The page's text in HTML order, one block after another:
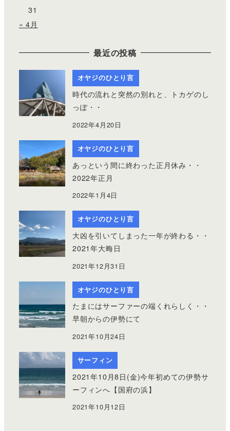
31
« 4月
最近の投稿
オヤジのひとり言
時代の流れと突然の別れと、トカゲのし
っぽ・・
2022年4月20日
オヤジのひとり言
あっという間に終わった正月休み・・
2022年正月
2022年1月4日
オヤジのひとり言
大凶を引いてしまった一年が終わる・・
2021年大晦日
2021年12月31日
オヤジのひとり言
たまにはサーファーの端くれらしく・・
早朝からの伊勢にて
2021年10月24日
サーフィン
2021年10月8日(金)今年初めての伊勢サ
ーフィンへ【国府の浜】
2021年10月12日